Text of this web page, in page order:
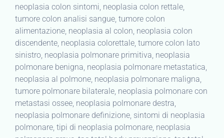
neoplasia colon sintomi, neoplasia colon rettale,
tumore colon analisi sangue, tumore colon
alimentazione, neoplasia al colon, neoplasia colon
discendente, neoplasia colorettale, tumore colon lato
sinistro, neoplasia polmonare primitiva, neoplasia
polmonare benigna, neoplasia polmonare metastatica,
neoplasia al polmone, neoplasia polmonare maligna,
tumore polmonare bilaterale, neoplasia polmonare con
metastasi ossee, neoplasia polmonare destra,
neoplasia polmonare definizione, sintomi di neoplasia
polmonare, tipi di neoplasia polmonare, neoplasia